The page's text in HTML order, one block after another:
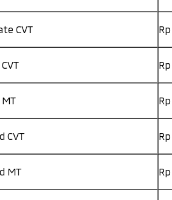
CVT
CVT
MT